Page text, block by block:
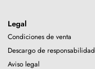
Legal
Condiciones de venta
Descargo de responsabilidad
Aviso legal